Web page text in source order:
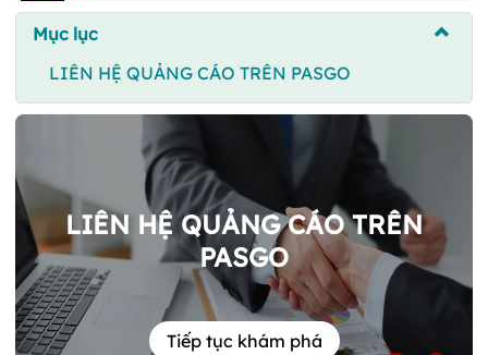
Mục lục
LIÊN HỆ QUẢNG CÁO TRÊN PASGO
LIÊN HỆ QUẢNG CÁO TRÊN
PASGO
Tiếp tục khám phá